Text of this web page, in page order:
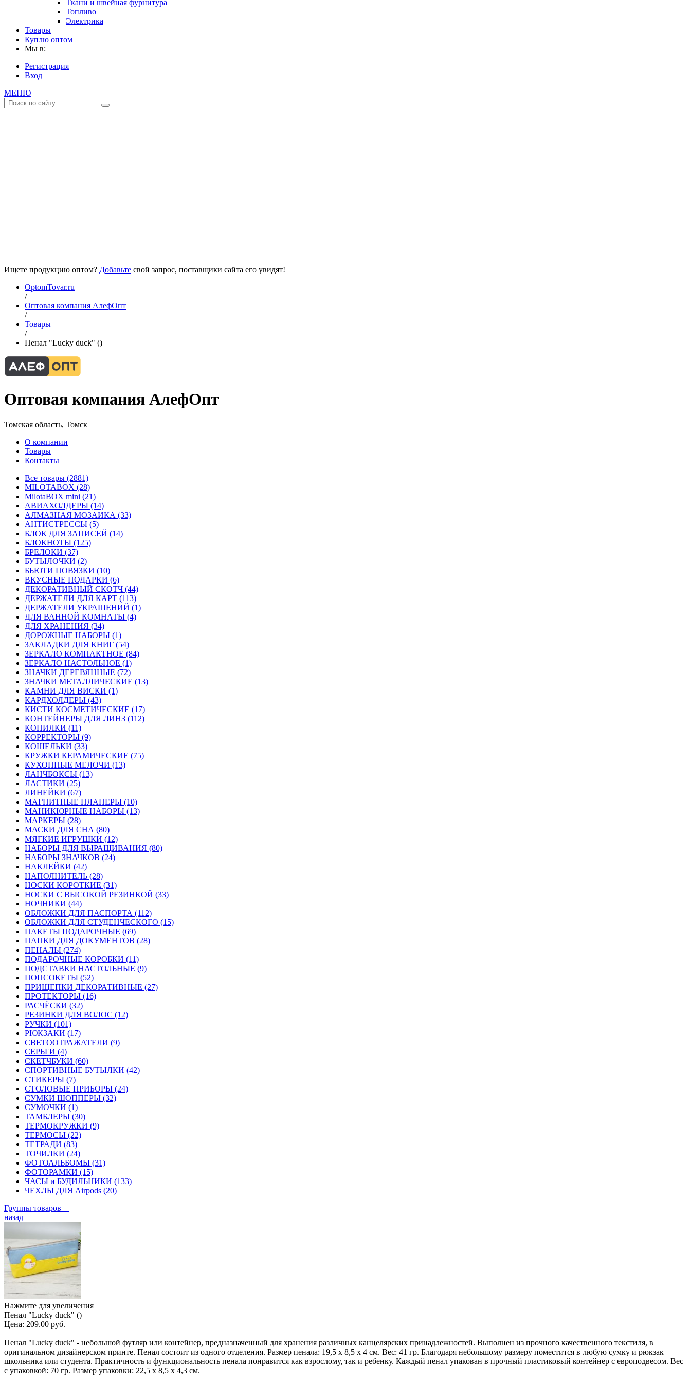
Ткани и швейная фурнитура
Топливо
Электрика
Товары
Куплю оптом
Мы в:
Регистрация
Вход
МЕНЮ
Ищете продукцию оптом? Добавьте свой запрос, поставщики сайта его увидят!
OptomTovar.ru
/
Оптовая компания АлефОпт
/
Товары
/
Пенал "Lucky duck" ()
Оптовая компания АлефОпт
Томская область, Томск
О компании
Товары
Контакты
Все товары (2881)
MILOTABOX (28)
MilotaBOX mini (21)
АВИАХОЛДЕРЫ (14)
АЛМАЗНАЯ МОЗАИКА (33)
АНТИСТРЕССЫ (5)
БЛОК ДЛЯ ЗАПИСЕЙ (14)
БЛОКНОТЫ (125)
БРЕЛОКИ (37)
БУТЫЛОЧКИ (2)
БЬЮТИ ПОВЯЗКИ (10)
ВКУСНЫЕ ПОДАРКИ (6)
ДЕКОРАТИВНЫЙ СКОТЧ (44)
ДЕРЖАТЕЛИ ДЛЯ КАРТ (113)
ДЕРЖАТЕЛИ УКРАШЕНИЙ (1)
ДЛЯ ВАННОЙ КОМНАТЫ (4)
ДЛЯ ХРАНЕНИЯ (34)
ДОРОЖНЫЕ НАБОРЫ (1)
ЗАКЛАДКИ ДЛЯ КНИГ (54)
ЗЕРКАЛО КОМПАКТНОЕ (84)
ЗЕРКАЛО НАСТОЛЬНОЕ (1)
ЗНАЧКИ ДЕРЕВЯННЫЕ (72)
ЗНАЧКИ МЕТАЛЛИЧЕСКИЕ (13)
КАМНИ ДЛЯ ВИСКИ (1)
КАРДХОЛДЕРЫ (43)
КИСТИ КОСМЕТИЧЕСКИЕ (17)
КОНТЕЙНЕРЫ ДЛЯ ЛИНЗ (112)
КОПИЛКИ (11)
КОРРЕКТОРЫ (9)
КОШЕЛЬКИ (33)
КРУЖКИ КЕРАМИЧЕСКИЕ (75)
КУХОННЫЕ МЕЛОЧИ (13)
ЛАНЧБОКСЫ (13)
ЛАСТИКИ (25)
ЛИНЕЙКИ (67)
МАГНИТНЫЕ ПЛАНЕРЫ (10)
МАНИКЮРНЫЕ НАБОРЫ (13)
МАРКЕРЫ (28)
МАСКИ ДЛЯ СНА (80)
МЯГКИЕ ИГРУШКИ (12)
НАБОРЫ ДЛЯ ВЫРАЩИВАНИЯ (80)
НАБОРЫ ЗНАЧКОВ (24)
НАКЛЕЙКИ (42)
НАПОЛНИТЕЛЬ (28)
НОСКИ КОРОТКИЕ (31)
НОСКИ С ВЫСОКОЙ РЕЗИНКОЙ (33)
НОЧНИКИ (44)
ОБЛОЖКИ ДЛЯ ПАСПОРТА (112)
ОБЛОЖКИ ДЛЯ СТУДЕНЧЕСКОГО (15)
ПАКЕТЫ ПОДАРОЧНЫЕ (69)
ПАПКИ ДЛЯ ДОКУМЕНТОВ (28)
ПЕНАЛЫ (274)
ПОДАРОЧНЫЕ КОРОБКИ (11)
ПОДСТАВКИ НАСТОЛЬНЫЕ (9)
ПОПСОКЕТЫ (52)
ПРИЩЕПКИ ДЕКОРАТИВНЫЕ (27)
ПРОТЕКТОРЫ (16)
РАСЧЁСКИ (32)
РЕЗИНКИ ДЛЯ ВОЛОС (12)
РУЧКИ (101)
РЮКЗАКИ (17)
СВЕТООТРАЖАТЕЛИ (9)
СЕРЬГИ (4)
СКЕТЧБУКИ (60)
СПОРТИВНЫЕ БУТЫЛКИ (42)
СТИКЕРЫ (7)
СТОЛОВЫЕ ПРИБОРЫ (24)
СУМКИ ШОППЕРЫ (32)
СУМОЧКИ (1)
ТАМБЛЕРЫ (30)
ТЕРМОКРУЖКИ (9)
ТЕРМОСЫ (22)
ТЕТРАДИ (83)
ТОЧИЛКИ (24)
ФОТОАЛЬБОМЫ (31)
ФОТОРАМКИ (15)
ЧАСЫ и БУДИЛЬНИКИ (133)
ЧЕХЛЫ ДЛЯ Airpods (20)
Группы товаров
назад
Нажмите для увеличения
Пенал "Lucky duck" ()
Цена: 209.00 руб.
Пенал "Lucky duck" - небольшой футляр или контейнер, предназначенный для хранения различных канцелярских принадлежностей. Выполнен из прочного качественного текстиля, в
оригинальном дизайнерском принте. Пенал состоит из одного отделения. Размер пенала: 19,5 х 8,5 х 4 см. Вес: 41 гр. Благодаря небольшому размеру поместится в любую сумку и рюкзак
школьника или студента. Практичность и функциональность пенала понравится как взрослому, так и ребенку. Каждый пенал упакован в прочный пластиковый контейнер с европодвесом. Вес
с упаковкой: 70 гр. Размер упаковки: 22,5 х 8,5 х 4,3 см.